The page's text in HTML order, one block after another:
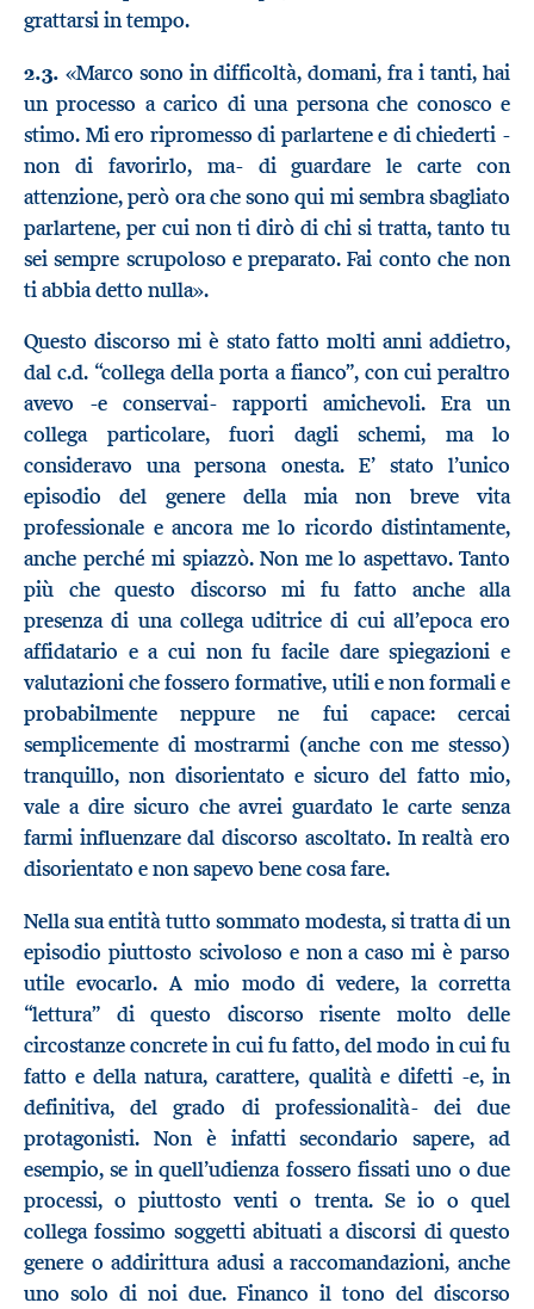
grattarsi in tempo.
2.3. «Marco sono in difficoltà, domani, fra i tanti, hai
un processo a carico di una persona che conosco e
stimo. Mi ero ripromesso di parlartene e di chiederti -
non di favorirlo, ma- di guardare le carte con
attenzione, però ora che sono qui mi sembra sbagliato
parlartene, per cui non ti dirò di chi si tratta, tanto tu
sei sempre scrupoloso e preparato. Fai conto che non
ti abbia detto nulla».
Questo discorso mi è stato fatto molti anni addietro,
dal c.d. “collega della porta a fianco”, con cui peraltro
avevo -e conservai- rapporti amichevoli. Era un
collega particolare, fuori dagli schemi, ma lo
consideravo una persona onesta. E’ stato l’unico
episodio del genere della mia non breve vita
professionale e ancora me lo ricordo distintamente,
anche perché mi spiazzò. Non me lo aspettavo. Tanto
più che questo discorso mi fu fatto anche alla
presenza di una collega uditrice di cui all’epoca ero
affidatario e a cui non fu facile dare spiegazioni e
valutazioni che fossero formative, utili e non formali e
probabilmente neppure ne fui capace: cercai
semplicemente di mostrarmi (anche con me stesso)
tranquillo, non disorientato e sicuro del fatto mio,
vale a dire sicuro che avrei guardato le carte senza
farmi influenzare dal discorso ascoltato. In realtà ero
disorientato e non sapevo bene cosa fare.
Nella sua entità tutto sommato modesta, si tratta di un
episodio piuttosto scivoloso e non a caso mi è parso
utile evocarlo. A mio modo di vedere, la corretta
“lettura” di questo discorso risente molto delle
circostanze concrete in cui fu fatto, del modo in cui fu
fatto e della natura, carattere, qualità e difetti -e, in
definitiva, del grado di professionalità- dei due
protagonisti. Non è infatti secondario sapere, ad
esempio, se in quell’udienza fossero fissati uno o due
processi, o piuttosto venti o trenta. Se io o quel
collega fossimo soggetti abituati a discorsi di questo
genere o addirittura adusi a raccomandazioni, anche
uno solo di noi due. Financo il tono del discorso